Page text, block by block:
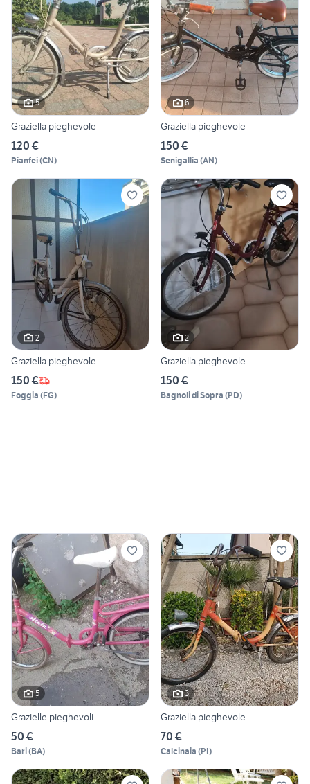
5
Graziella pieghevole
120 €
Pianfei(CN)
6
Graziella pieghevole
150 €
Senigallia (AN)
2
Graziella pieghevole
150 €
Foggia (FG)
2
Graziella pieghevole
150 €
Bagnoli di Sopra (PD)
5
Grazielle pieghevoli
50 €
Bari(BA)
3
Graziella pieghevole
70 €
Calcinaia (PI)